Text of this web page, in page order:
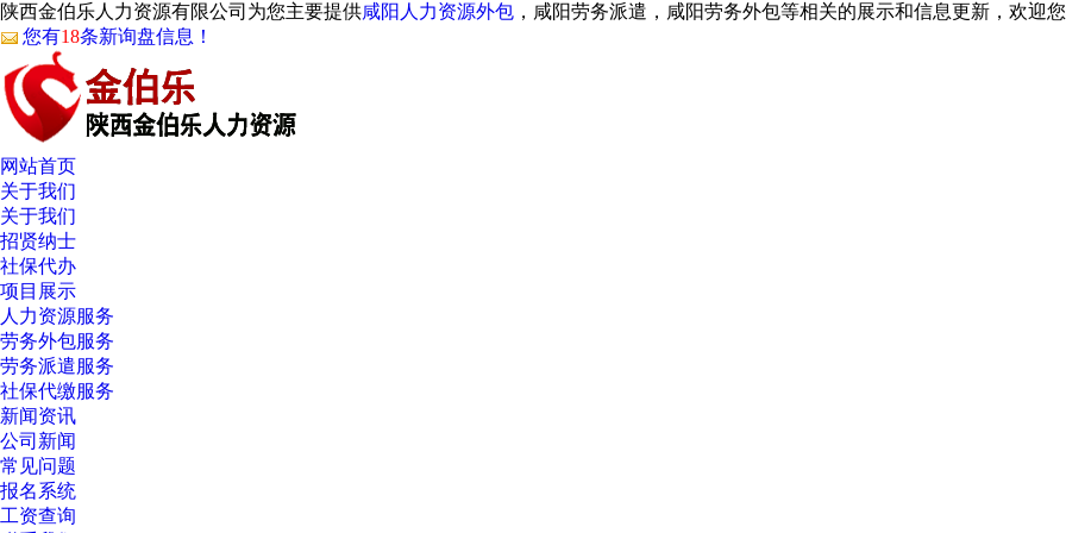
陕西金伯乐人力资源有限公司为您主要提供咸阳人力资源外包 ，咸阳劳务派遣，咸阳劳务外包等相关的展示和信息更新，欢迎
您有18条新询盘信息！
网站首页
关于我们
关于我们
招贤纳士
社保代办
项目展示
人力资源服务
劳务外包服务
劳务派遣服务
社保代缴服务
新闻资讯
公司新闻
常见问题
报名系统
工资查询